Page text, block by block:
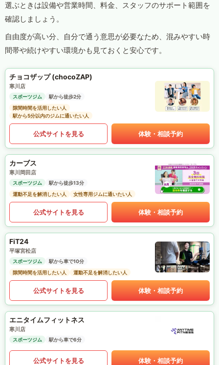
選ぶときは設備や営業時間、料金、スタッフのサポート範囲を
確認しましょう。
自由度が高い分、自分で通う意思が必要なため、混みやすい時
間帯や続けやすい環境かも見ておくと安心です。
チョコザップ (chocoZAP)
寒川店
スポーツジム
駅から徒歩2分
隙間時間を活用したい人
駅から5分以内のジムに通いたい人
公式サイトを見る 体験・相談予約
カーブス
寒川岡田店
スポーツジム
駅から徒歩13分
運動不足を解消したい人
女性専用ジムに通いたい人
公式サイトを見る 体験・相談予約
FiT24
平塚宮松店
スポーツジム
駅から車で10分
隙間時間を活用したい人
運動不足を解消したい人
公式サイトを見る 体験・相談予約
エニタイムフィットネス
寒川店
スポーツジム 駅から車で6分
公式サイトを見る 体験・相談予約